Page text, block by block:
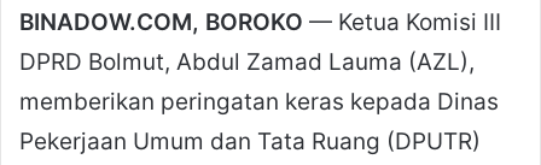
BINADOW.COM, BOROKO — Ketua Komisi III
DPRD Bolmut, Abdul Zamad Lauma (AZL),
memberikan peringatan keras kepada Dinas
Pekerjaan Umum dan Tata Ruang (DPUTR)